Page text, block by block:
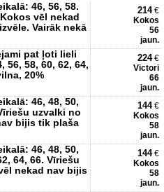
46, 56, 58.
vēl nekad
Vairāk nekā
214€
Kokos
56
jaun.
pat ļoti lieli
56, 58, 60, 62, 64,
20%
224€
Victori
66
jaun.
46, 48, 50,
uzvalki no
bijis tik plaša
144€
Kokos
58
jaun.
46, 48, 50,
64, 66. Vīriešu
nekad nav bijis
144€
Kokos
58
jaun.